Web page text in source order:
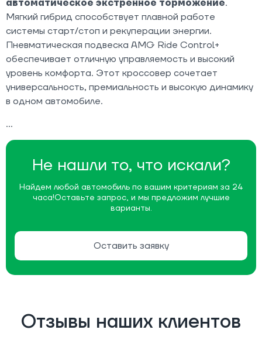
Не нашли то, что искали?
Найдем любой автомобиль по вашим критериям за 24
часа!Оставьте запрос, и мы предложим лучшие
варианты.
Оставить заявку
автоматическое экстренное торможение.
Мягкий гибрид способствует плавной работе
системы старт/стоп и рекуперации энергии.
Пневматическая подвеска AMG Ride Control+
обеспечивает отличную управляемость и высокий
уровень комфорта. Этот кроссовер сочетает
универсальность, премиальность и высокую динамику
в одном автомобиле.
Отзывы наших клиентов